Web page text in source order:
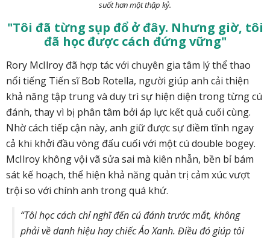
suốt hơn một thập kỷ.
"Tôi đã từng sụp đổ ở đây. Nhưng giờ, tôi
đã học được cách đứng vững"
Rory McIlroy đã hợp tác với chuyên gia tâm lý thể thao
nổi tiếng Tiến sĩ Bob Rotella, người giúp anh cải thiện
khả năng tập trung và duy trì sự hiện diện trong từng cú
đánh, thay vì bị phân tâm bởi áp lực kết quả cuối cùng.
Nhờ cách tiếp cận này, anh giữ được sự điềm tĩnh ngay
cả khi khởi đầu vòng đấu cuối với một cú double bogey.
McIlroy không vội vã sửa sai mà kiên nhẫn, bền bỉ bám
sát kế hoạch, thể hiện khả năng quản trị cảm xúc vượt
trội so với chính anh trong quá khứ.
“Tôi học cách chỉ nghĩ đến cú đánh trước mắt, không
phải về danh hiệu hay chiếc Áo Xanh. Điều đó giúp tôi